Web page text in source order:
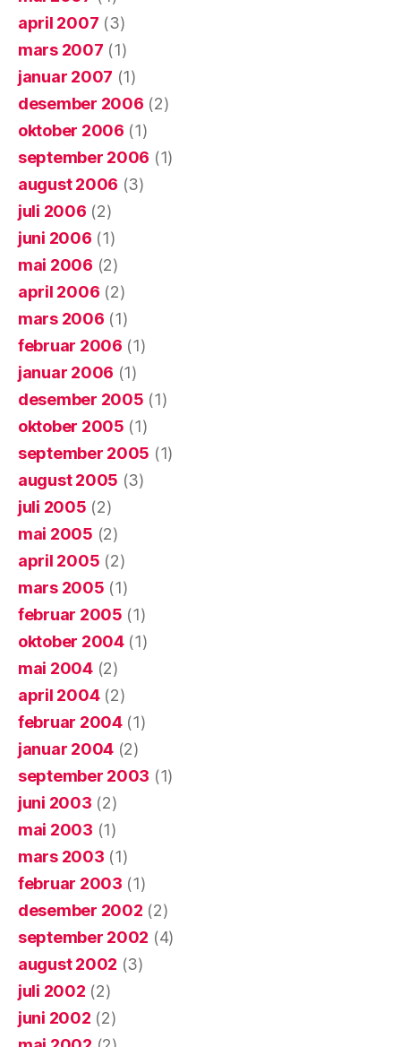
april 2007 (3)
mars 2007 (1)
januar 2007 (1)
desember 2006 (2)
oktober 2006 (1)
september 2006 (1)
august 2006 (3)
juli 2006 (2)
juni 2006 (1)
mai 2006 (2)
april 2006 (2)
mars 2006 (1)
februar 2006 (1)
januar 2006 (1)
desember 2005 (1)
oktober 2005 (1)
september 2005 (1)
august 2005 (3)
juli 2005 (2)
mai 2005 (2)
april 2005 (2)
mars 2005 (1)
februar 2005 (1)
oktober 2004(1)
mai 2004(2)
april 2004(2)
februar 2004(1)
januar 2004 (2)
september 2003 (1)
juni 2003 (2)
mai 2003 (1)
mars 2003 (1)
februar 2003 (1)
desember 2002 (2)
september 2002 (4)
august 2002 (3)
juli 2002 (2)
juni 2002 (2)